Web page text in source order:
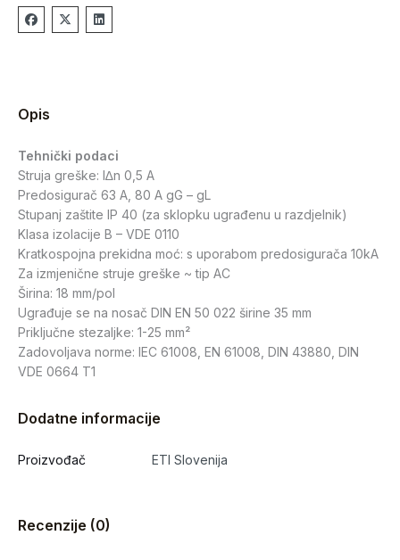
Opis
Tehnički podaci
Struja greške: I∆n 0,5 A
Predosigurač 63 A, 80 A gG – gL
Stupanj zaštite IP 40 (za sklopku ugrađenu u razdjelnik)
Klasa izolacije B – VDE 0110
Kratkospojna prekidna moć: s uporabom predosigurača 10kA
Za izmjenične struje greške ~ tip AC
Širina: 18 mm/pol
Ugrađuje se na nosač DIN EN 50 022 širine 35 mm
Priključne stezaljke: 1-25 mm²
Zadovoljava norme: IEC 61008, EN 61008, DIN 43880, DIN
VDE 0664 T1
Dodatne informacije
Proizvođač ETI Slovenija
Recenzije (0)